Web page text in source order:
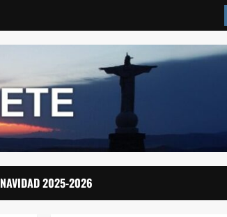
NAVIDAD 2025-2026